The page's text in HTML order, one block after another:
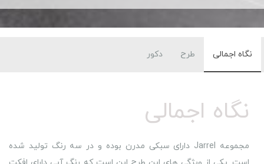
نگاه اجمالی طرح دکور
نگاه اجمالی
مجموعه Jarrel دارای سبکی مدرن بوده و در سه رنگ تولید شده